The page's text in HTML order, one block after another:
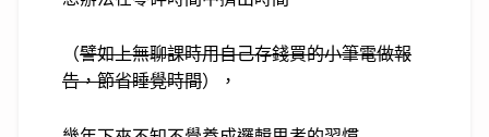
（譬如上無聊課時用自己存錢買的小筆電做報
告，節省睡覺時間），